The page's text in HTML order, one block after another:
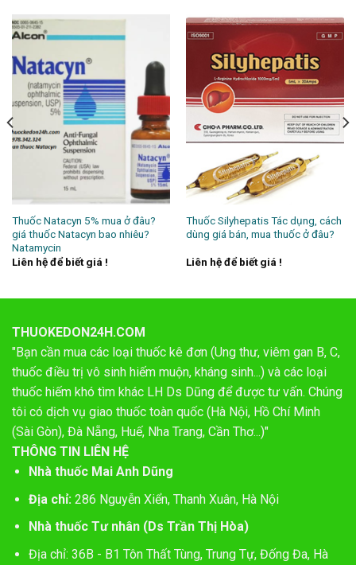
Thuốc Natacyn 5% mua ở đâu?
giá thuốc Natacyn bao nhiêu?
Natamycin
Liên hệ để biết giá !
Thuốc Silyhepatis Tác dụng, cách
dùng giá bán, mua thuốc ở đâu?
Liên hệ để biết giá !
THUOKEDON24H.COM
"Bạn cần mua các loại thuốc kê đơn (Ung thư, viêm gan B, C,
thuốc điều trị vô sinh hiếm muộn, kháng sinh...) và các loại
thuốc hiếm khó tìm khác LH Ds Dũng để được tư vấn. Chúng
tôi có dịch vụ giao thuốc toàn quốc (Hà Nội, Hồ Chí Minh
(Sài Gòn), Đà Nẵng, Huế, Nha Trang, Cần Thơ...)"
THÔNG TIN LIÊN HỆ
Nhà thuốc Mai Anh Dũng
Địa chỉ:286 Nguyễn Xiển, Thanh Xuân, Hà Nội
Nhà thuốc Tư nhân (Ds Trần Thị Hòa)
Địa chỉ: 36B - B1 Tôn Thất Tùng, Trung Tự, Đống Đa, Hà